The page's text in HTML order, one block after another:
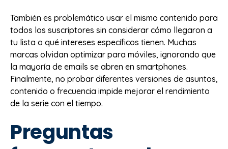
También es problemático usar el mismo contenido para
todos los suscriptores sin considerar cómo llegaron a
tu lista o qué intereses específicos tienen. Muchas
marcas olvidan optimizar para móviles, ignorando que
la mayoría de emails se abren en smartphones.
Finalmente, no probar diferentes versiones de asuntos,
contenido o frecuencia impide mejorar el rendimiento
de la serie con el tiempo.
Preguntas